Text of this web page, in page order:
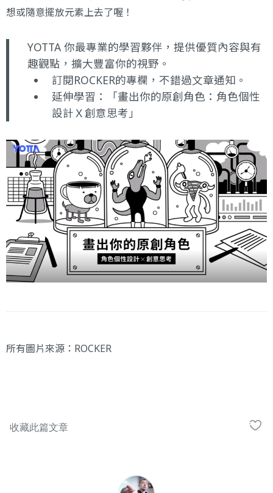
想或隨意擺放元素上去了喔！
YOTTA 你最專業的學習夥伴，提供優質內容與有
趣觀點，擴大豐富你的視野。
訂閱ROCKER的專欄 ，不錯過文章通知。
延伸學習：
「畫出你的原創角色：角色個性
設計Ｘ創意思考」
所有圖片來源：ROCKER